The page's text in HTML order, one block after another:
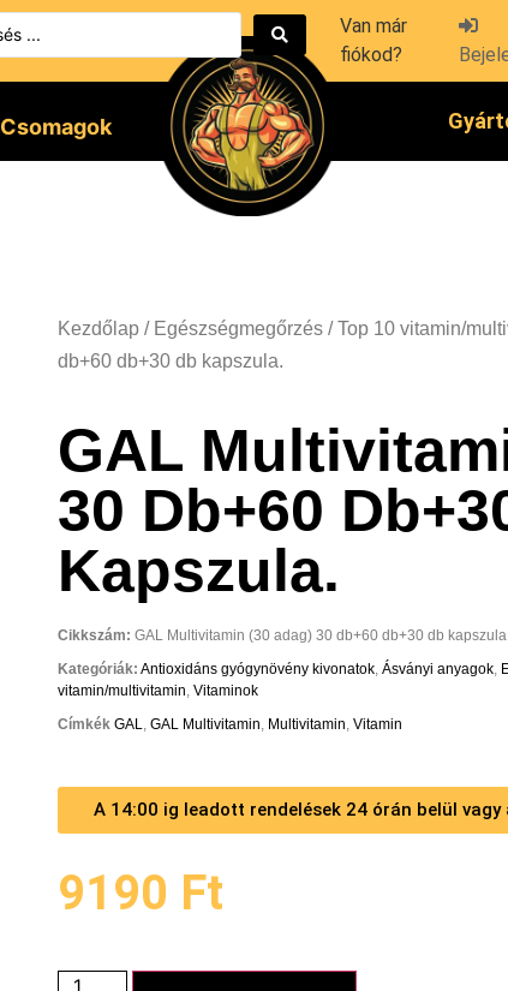
Van már
fiókod?
Csomagok
Kezdőlap / Egészségmegőrzés /Top 10 vitamin/
db+60 db+30 db kapszula.
GAL
30 Db+60
Kapszula.
Cikkszám: GAL Multivitamin (30 adag) 30 db+60 db+30 db
Kategóriák: Antioxidáns gyógynövény kivonatok, Ásványi anyagok,
vitamin/multivitamin, Vitaminok
Címkék GAL, GAL Multivitamin, Multivitamin, Vitamin
A 14:00 ig leadott rendelések 24 órán belül
9190 Ft